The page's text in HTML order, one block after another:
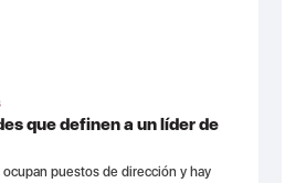
que definen a un líder de
puestos de dirección y hay